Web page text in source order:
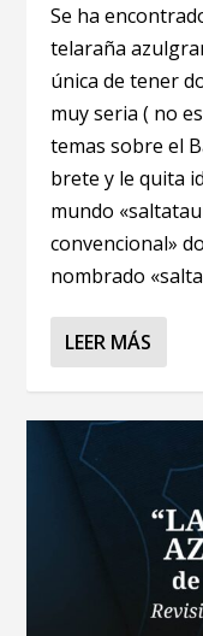
Se ha
telaraña
única de tener
muy seria ( no
temas sobre el
brete y le quita
mundo
convencional»
nombrado
LEER MÁS